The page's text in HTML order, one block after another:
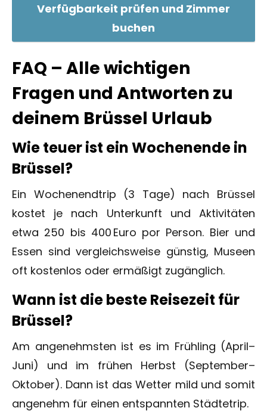
Verfügbarkeit prüfen und Zimmer
buchen
FAQ – Alle wichtigen
Fragen und Antworten zu
deinem Brüssel Urlaub
Wie teuer ist ein Wochenende in
Brüssel?
Ein Wochenendtrip (3 Tage) nach Brüssel
kostet je nach Unterkunft und Aktivitäten
etwa 250 bis 400 Euro por Person. Bier und
Essen sind vergleichsweise günstig, Museen
oft kostenlos oder ermäßigt zugänglich.
Wann ist die beste Reisezeit für
Brüssel?
Am angenehmsten ist es im Frühling (April–
Juni) und im frühen Herbst (September–
Oktober). Dann ist das Wetter mild und somit
angenehm für einen entspannten Städtetrip.